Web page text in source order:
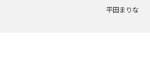
平田まりな